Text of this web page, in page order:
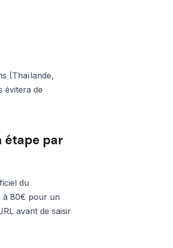
(Thaïlande,
évitera de
étape par
du
à 80€ pour un
avant de saisir